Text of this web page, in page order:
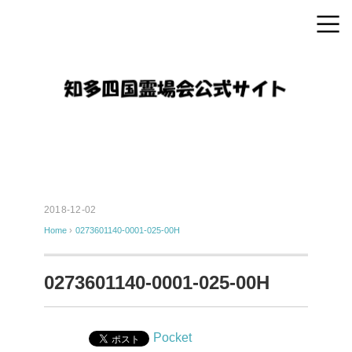
2018-12-02
Home › 0273601140-0001-025-00H
0273601140-0001-025-00H
Pocket